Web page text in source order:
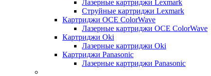
Лазерные картриджи Lexmark
Струйные картриджи Lexmark
Картриджи OCE ColorWave
Лазерные картриджи OCE ColorWave
Картриджи Oki
Лазерные картриджи Oki
Картриджи Panasonic
Лазерные картриджи Panasonic